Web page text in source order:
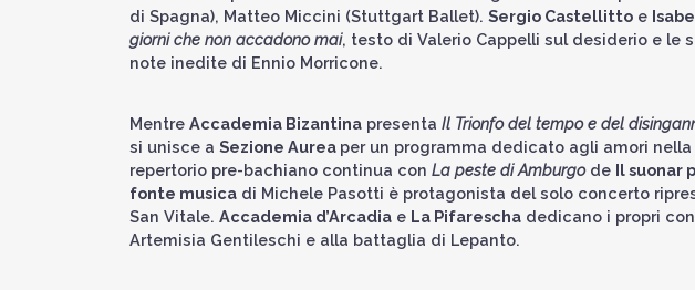
di Spagna), Matteo Miccini (Stuttgart Ballet). Sergio Castellitto e
giorni che non accadono mai, testo di Valerio Cappelli sul desiderio e le
note inedite di Ennio Morricone.
Mentre Accademia Bizantina presenta Il Trionfo del tempo e del
si unisce a Sezione Aurea per un programma dedicato agli amori nella
repertorio pre-bachiano continua con La peste di Amburgode Il suonar
fonte musica di Michele Pasotti è protagonista del solo concerto
San Vitale. Accademia d’Arcadia e La Pifarescha dedicano i propri
Artemisia Gentileschi e alla battaglia di Lepanto.